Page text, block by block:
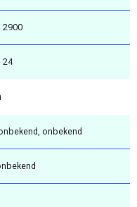
2900
24
onbekend